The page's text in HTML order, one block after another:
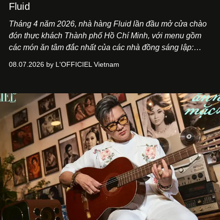
Fluid
Tháng 4 năm 2026, nhà hàng Fluid lần đầu mở cửa chào
đón thực khách Thành phố Hồ Chí Minh, với menu gồm
các món ăn tâm đắc nhất của các nhà đồng sáng lập:
món ăn đa dạng từ Á đến Âu nhanh chóng được yêu thích
mang đến niềm vui cho thực khách.
08.07.2026 by L'OFFICIEL Vietnam